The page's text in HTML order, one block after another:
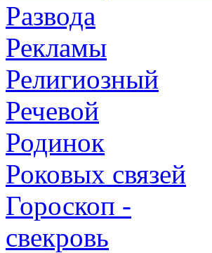
Развода
Рекламы
Религиозный
Речевой
Родинок
Роковых связей
Гороскоп -
свекровь